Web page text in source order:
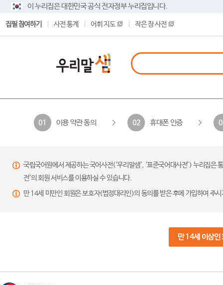
이 누리집은 대한민국 공식 전자정부 누리집입니다.
집필 참여하기 사전 통계 어휘 지도 작은 창 사전
01 이용 약관 동의 02 휴대폰 인증
국립국어원에서 제공하는 국어사전(‘우리말샘’, ‘표준국어대사전’) 누리집
전’의 회원 서비스를 이용하실 수 있습니다.
만 14세 미만인 회원은 보호자(법정대리인)의 동의를 받은 후에 가입하여 주
만 14세 이상인